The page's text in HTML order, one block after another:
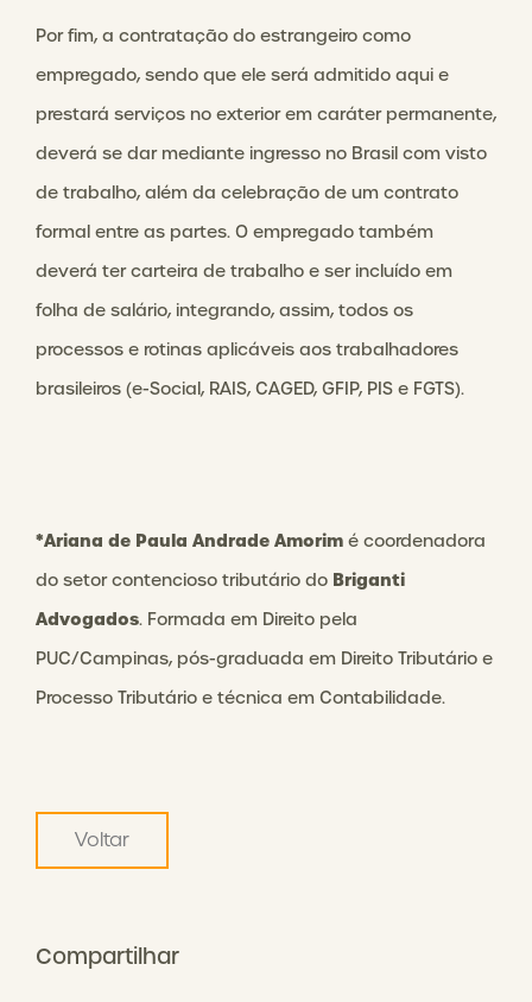
Por fim, a contratação do estrangeiro como
empregado, sendo que ele será admitido aqui e
prestará serviços no exterior em caráter permanente,
deverá se dar mediante ingresso no Brasil com visto
de trabalho, além da celebração de um contrato
formal entre as partes. O empregado também
deverá ter carteira de trabalho e ser incluído em
folha de salário, integrando, assim, todos os
processos e rotinas aplicáveis aos trabalhadores
brasileiros (e-Social, RAIS, CAGED, GFIP, PIS e FGTS).
*Ariana de Paula Andrade Amorim é coordenadora
do setor contencioso tributário do Briganti
Advogados. Formada em Direito pela
PUC/Campinas, pós-graduada em Direito Tributário e
Processo Tributário e técnica em Contabilidade.
Voltar
Compartilhar